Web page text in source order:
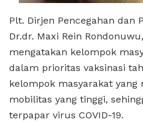
Plt. Dirjen Pencegahan dan
Dr.dr. Maxi Rein
mengatakan kelompok
dalam prioritas vaksinasi
kelompok masyarakat
mobilitas yang tinggi,
terpapar virus COVID-19.